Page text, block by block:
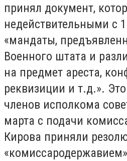
принял документ,
недействительными с
«мандаты,
Военного штата и
на предмет ареста,
реквизиции и т.д.».
членов исполкома
марта с подачи
Кирова приняли